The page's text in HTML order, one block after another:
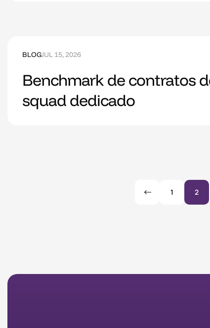
BLOGJUL 15, 2026
Benchmark de contratos
squad dedicado
1 2